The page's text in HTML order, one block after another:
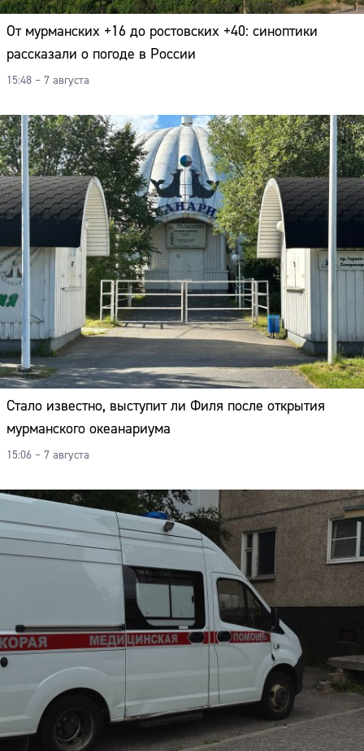
От мурманских +16 до ростовских +40: синоптики
рассказали о погоде в России
15:48 – 7 августа
Стало известно, выступит ли Филя после открытия
мурманского океанариума
15:06 – 7 августа